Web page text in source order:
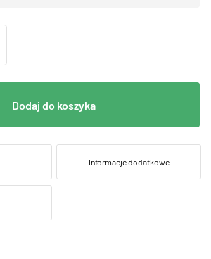
Dodaj do koszyka
Informacje dodatkowe